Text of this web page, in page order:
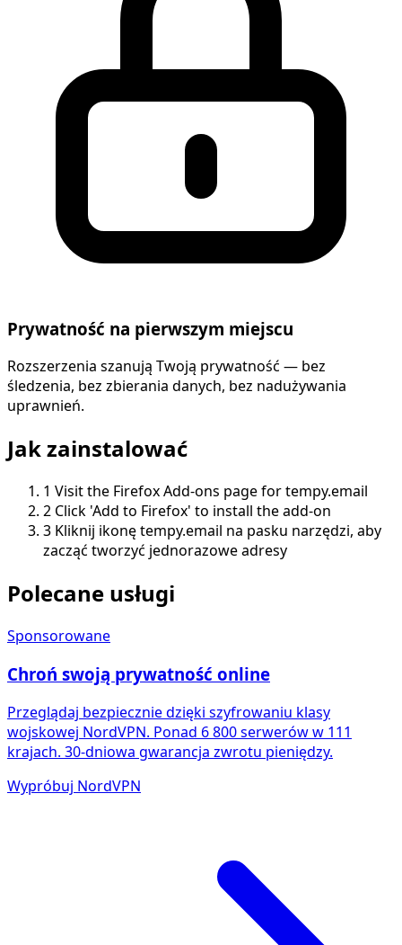
Prywatność na pierwszym miejscu
Rozszerzenia szanują Twoją prywatność — bez
śledzenia, bez zbierania danych, bez nadużywania
uprawnień.
Jak zainstalować
1 Visit the Firefox Add-ons page for tempy.email
2 Click 'Add to Firefox' to install the add-on
3 Kliknij ikonę tempy.email na pasku narzędzi, aby
zacząć tworzyć jednorazowe adresy
Polecane usługi
Sponsorowane
Chroń swoją prywatność online
Przeglądaj bezpiecznie dzięki szyfrowaniu klasy
wojskowej NordVPN. Ponad 6 800 serwerów w 111
krajach. 30-dniowa gwarancja zwrotu pieniędzy.
Wypróbuj NordVPN